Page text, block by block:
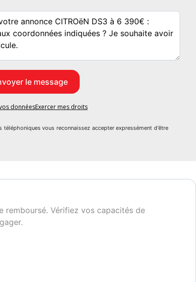
donnéesExercer mes droits
vous reconnaissez accepter expressément d'être
remboursé. Vérifiez vos capacités de